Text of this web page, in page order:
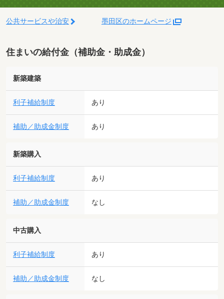
公共サービスや治安 墨田区のホームページ
住まいの給付金（補助金・助成金）
新築建築
利子補給制度 あり
補助／助成金制度 あり
新築購入
利子補給制度 あり
補助／助成金制度 なし
中古購入
利子補給制度 あり
補助／助成金制度 なし